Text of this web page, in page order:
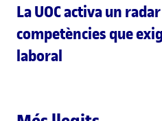
La UOC activa un
competències que
laboral